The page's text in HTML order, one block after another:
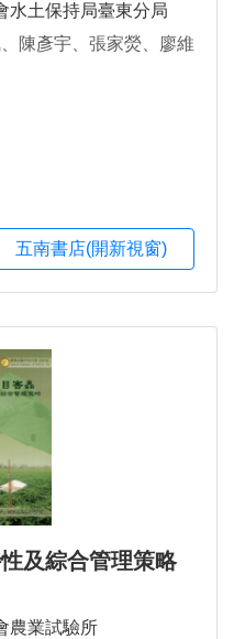
水土保持局臺東分局
陳彥宇、張家熒、廖維
五南書店(開新視窗)
及綜合管理策略
農業試驗所